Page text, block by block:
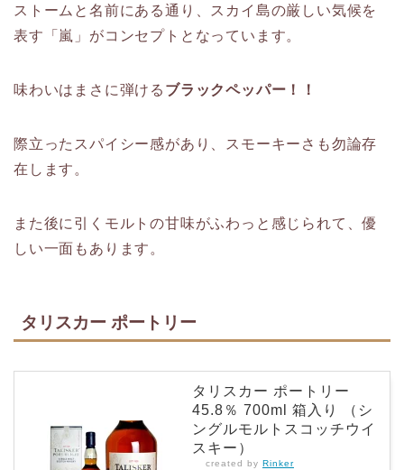
ストームと名前にある通り、スカイ島の厳しい気候を
表す「嵐」がコンセプトとなっています。
味わいはまさに弾ける ブラックペッパー！！
際立ったスパイシー感があり、スモーキーさも勿論存
在します。
また後に引くモルトの甘味がふわっと感じられて、優
しい一面もあります。
タリスカー ポートリー
タリスカー ポートリー
45.8％ 700ml 箱入り （シ
ングルモルトスコッチウイ
スキー）
created by Rinker